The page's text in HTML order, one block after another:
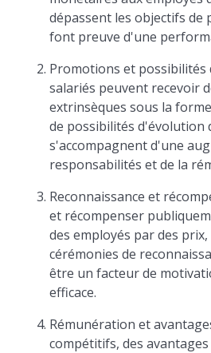
dépassent les objectifs de
font preuve d'une
Promotions et possibilités
salariés peuvent recevoir
extrinsèques sous la
de possibilités d'évolution
s'accompagnent d'une
responsabilités et de la
Reconnaissance et
et récompenser
des employés par des
cérémonies de
être un facteur de
efficace.
Rémunération et
compétitifs, des